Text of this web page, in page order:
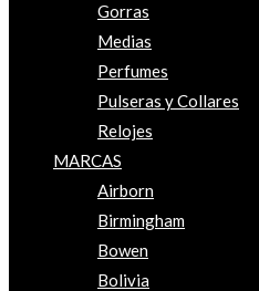
Gorras
Medias
Perfumes
Pulseras y Collares
Relojes
MARCAS
Airborn
Birmingham
Bowen
Bolivia